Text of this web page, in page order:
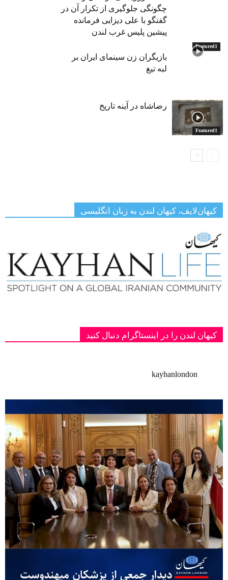
چگونگی جلوگیری از تکرار آن در
گفتگو با علی دیزایی فرمانده
پیشین پلیس غرب لندن
Featured1
بازیگران زن سینمای ایران بر
لبه تیغ
Featured1
رضاشاه در آینه تاریخ
کیهان‌لایف، کیهان لندن به زبان انگلیسی
کیهان لندن را در اینستاگرام دنبال کنید
kayhanlondon